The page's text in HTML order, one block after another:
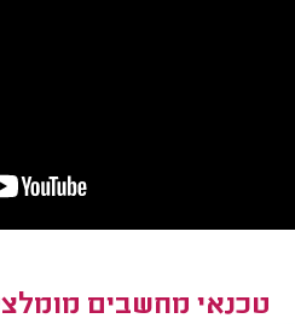
טכנאי מחשבים